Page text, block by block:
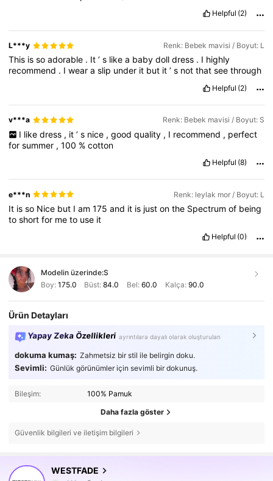
Helpful (2)
L***y Renk: Bebek mavisi / Boyut: L
This issoadorable . It’s likea babydolldress . I highly
recommend . Iwearaslip under it but it’s notthatseethrough
Helpful (2)
v***a Renk: Bebek mavisi / Boyut: S
I like dress , it ’ s nice , good quality , I recommend , perfect
forsummer ,100 %cotton
Helpful (8)
e***n Renk: leylak mor / Boyut: L
It isso Nice but Iam175and it is justonthe Spectrumof being
toshortfor meto use it
Helpful (0)
Modelin üzerinde:S
Boy: 175.0 Büst:84.0 Bel: 60.0 Kalça: 90.0
Ürün Detayları
Yapay Zeka Özellikleri ayrıntılara dayalı olarak oluşturulan
dokuma kumaş: Zahmetsiz bir stil ile belirgin doku.
Sevimli: Günlük görünümler için sevimli bir dokunuş.
Bileşim: 100% Pamuk
Daha fazla göster
Güvenlik bilgileri ve iletişim bilgileri
WESTFADE
a***cgöz atıyor